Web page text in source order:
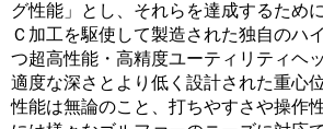
グ性能」とし、それらを達成するため
Ｃ加工を駆使して製造された独自のハ
つ超高性能・高精度ユーティリティヘ
適度な深さとより低く設計された重心
性能は無論のこと、打ちやすさや操作